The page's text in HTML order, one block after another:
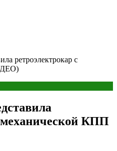
ретроэлектрокар с
механической КПП